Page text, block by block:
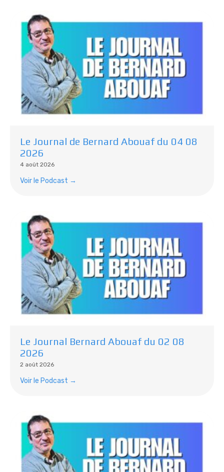
Le Journal de Bernard Abouaf du 04 08
2026
4 août 2026
Voir le Podcast →
Le Journal Bernard Abouaf du 02 08
2026
2 août 2026
Voir le Podcast →